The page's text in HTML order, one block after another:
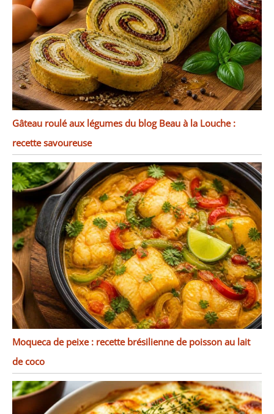
Gâteau roulé aux légumes du blog Beau à la Louche :
recette savoureuse
Moqueca de peixe : recette brésilienne de poisson au lait
de coco